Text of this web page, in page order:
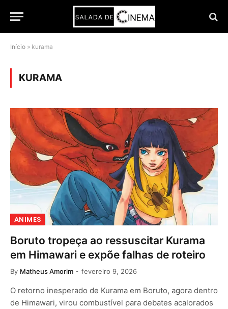
Início » kurama
KURAMA
ANIMES
Boruto tropeça ao ressuscitar Kurama
em Himawari e expõe falhas de roteiro
By Matheus Amorim fevereiro 9, 2026
O retorno inesperado de Kurama em Boruto, agora dentro
de Himawari, virou combustível para debates acalorados